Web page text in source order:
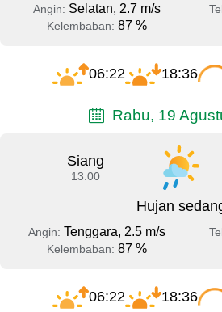
Angin: Selatan, 2.7 m/s
Kelembaban: 87 %
06:22 18:36
Rabu, 19
Siang
13:00
Hujan
Angin: Tenggara, 2.5 m/s
Kelembaban: 87 %
06:22 18:36